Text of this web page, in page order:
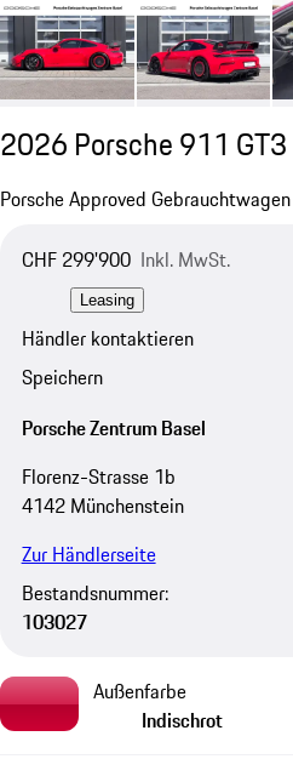
2026 Porsche 911 GT3
Porsche Approved Gebrauchtwagen
CHF 299'900 Inkl. MwSt.
Leasing
Händler kontaktieren
Speichern
Porsche Zentrum Basel
Florenz-Strasse 1b
4142 Münchenstein
Zur Händlerseite
Bestandsnummer:
103027
Außenfarbe
Indischrot